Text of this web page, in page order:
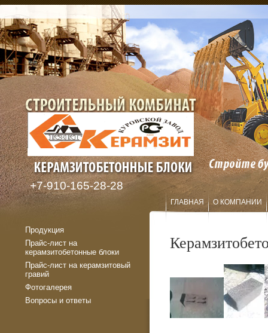
+7-910-165-28-28
ГЛАВНАЯ О КОМПАНИИ
Продукция
Прайс-лист на
керамзитобетонные блоки
Прайс-лист на керамзитовый
гравий
Фотогалерея
Вопросы и ответы